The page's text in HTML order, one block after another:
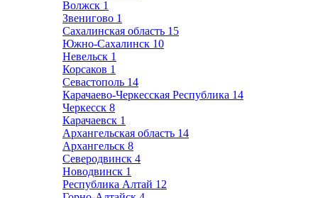
Волжск 1
Звенигово 1
Сахалинская область 15
Южно-Сахалинск 10
Невельск 1
Корсаков 1
Севастополь 14
Карачаево-Черкесская Республика 14
Черкесск 8
Карачаевск 1
Архангельская область 14
Архангельск 8
Северодвинск 4
Новодвинск 1
Республика Алтай 12